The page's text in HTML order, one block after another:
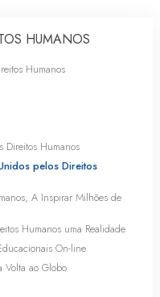
HUMANOS
Humanos
Direitos Humanos
pelos Direitos
A Inspirar Milhões de
Humanos uma Realidade
On-line
Volta ao Globo